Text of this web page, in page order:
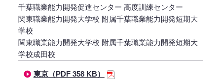
千葉職業能力開発促進センター 高度訓練センター
関東職業能力開発大学校 附属千葉職業能力開発短期大
学校
関東職業能力開発大学校 附属千葉職業能力開発短期大
学校成田校
東京（PDF 358 KB）